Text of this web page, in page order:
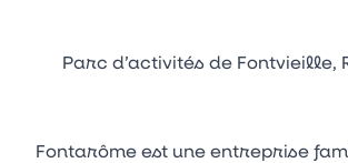
Parc d’activités de Fontvieille,
Fontarôme est une entreprise